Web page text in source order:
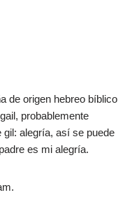
de origen hebreo bíblico
probablemente
alegría, así se puede
es mi alegría.